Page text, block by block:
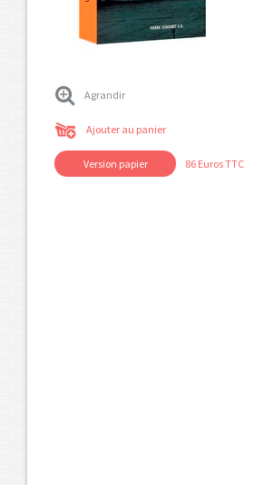
Agrandir
Ajouter au panier
Version papier 86 Euros TTC